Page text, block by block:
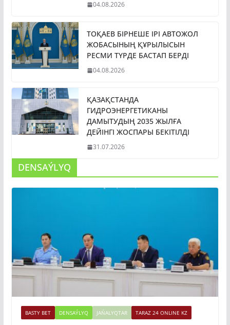
04.08.2026
ТОҚАЕВ БІРНЕШЕ ІРІ АВТОЖОЛ
ЖОБАСЫНЫҢ ҚҰРЫЛЫСЫН
РЕСМИ ТҮРДЕ БАСТАП БЕРДІ
04.08.2026
ҚАЗАҚСТАНДА
ГИДРОЭНЕРГЕТИКАНЫ
ДАМЫТУДЫҢ 2035 ЖЫЛҒА
ДЕЙІНГІ ЖОСПАРЫ БЕКІТІЛДІ
31.07.2026
DENSAÝLYQ
BASTY BET DENSAÝLYQ JAŃALYQTAR TARAZ 24 ONLINE KZ